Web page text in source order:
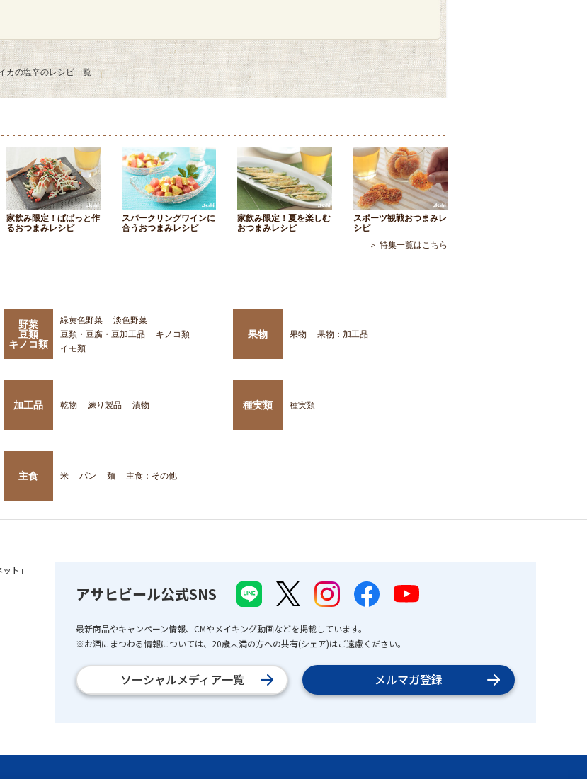
カの塩辛のレシピ一覧
家飲み限定！ぱぱっと作
るおつまみレシピ
スパークリングワインに
合うおつまみレシピ
家飲み限定！夏を楽しむ
おつまみレシピ
スポーツ観戦おつまみレ
シピ
＞ 特集一覧はこちら
野菜
豆類
キノコ類
緑黄色野菜
淡色野菜
豆類・豆腐・豆加工品
キノコ類
イモ類
果物 果物 果物：加工品
加工品 乾物 練り製品 漬物 種実類 種実類
主食 米 パン 麺 主食：その他
ト」
アサヒビール公式SNS
最新商品やキャンペーン情報、CMやメイキング動画などを掲載しています。
※お酒にまつわる情報については、20歳未満の方への共有(シェア)はご遠慮ください。
ソーシャルメディア一覧 メルマガ登録